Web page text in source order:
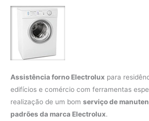
Assistência forno Electrolux para
edifícios e comércio com ferramentas
realização de um bomserviço de
padrões da marca Electrolux.